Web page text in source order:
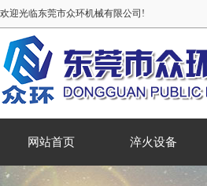
网站首页 淬火设备
欢迎光临东莞市众环机械有限公司!